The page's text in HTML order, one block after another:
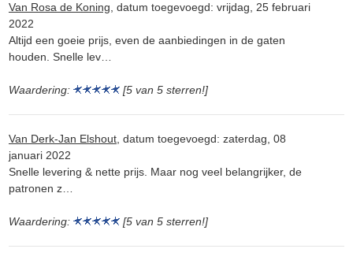
Van Rosa de Koning, datum toegevoegd: vrijdag, 25 februari
2022
Altijd een goeie prijs, even de aanbiedingen in de gaten
houden. Snelle lev…
Waardering: [5 van 5 sterren!]
Van Derk-Jan Elshout, datum toegevoegd: zaterdag, 08
januari 2022
Snelle levering & nette prijs. Maar nog veel belangrijker, de
patronen z…
Waardering: [5 van 5 sterren!]